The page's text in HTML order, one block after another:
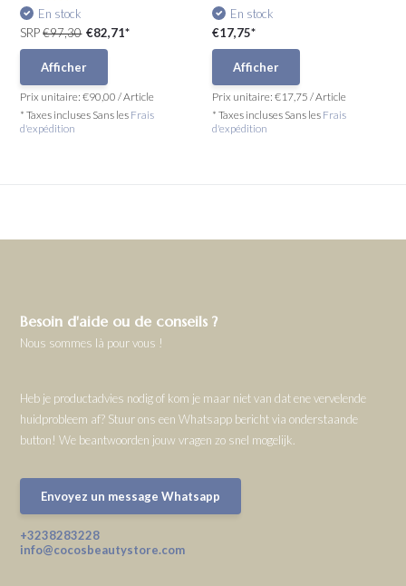
En stock
SRP€97,30 €82,71*
Afficher
Prix unitaire:€90,00 /Article
* Taxes incluses Sans les Frais
d'expédition
En stock
€17,75*
Afficher
Prix unitaire: €17,75 /Article
* Taxes incluses Sans les Frais
d'expédition
Besoin d'aide ou de conseils ?
Nous sommes là pour vous !
Heb je productadvies nodig of kom je maar niet van dat ene vervelende
huidprobleem af? Stuur ons een Whatsapp bericht via onderstaande
button! We beantwoorden jouw vragen zo snel mogelijk.
Envoyez un message Whatsapp
+3238283228
info@cocosbeautystore.com